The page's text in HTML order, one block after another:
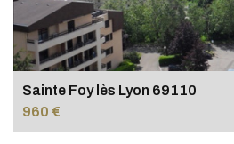
Sainte Foy lès Lyon 69110
960 €